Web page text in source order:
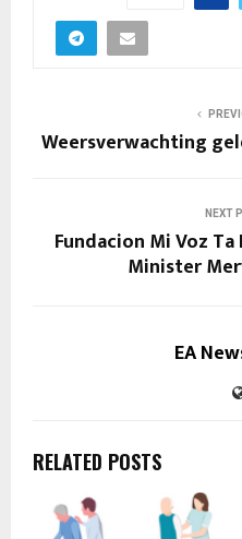
Weersverwachting
NEXT
Fundacion Mi Voz
Minister
EA
RELATED POSTS